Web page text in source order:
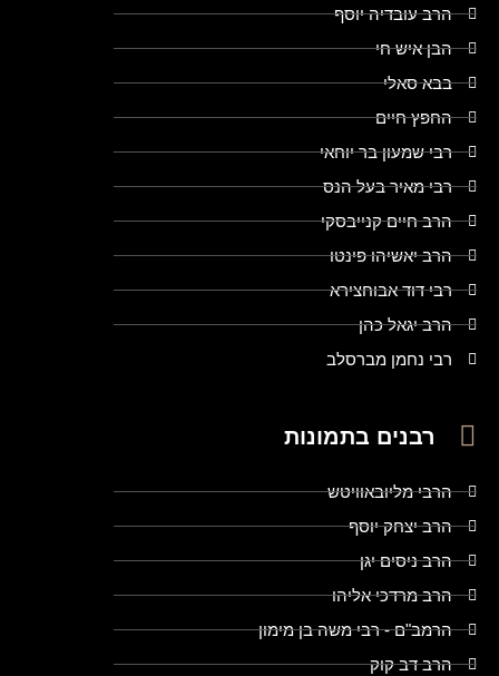
הרב עובדיה יוסף
הבן איש חי
בבא סאלי
החפץ חיים
רבי שמעון בר יוחאי
רבי מאיר בעל הנס
הרב חיים קנייבסקי
הרב יאשיהו פינטו
רבי דוד אבוחצירא
הרב יגאל כהן
רבי נחמן מברסלב
רבנים בתמונות
הרבי מליובאוויטש
הרב יצחק יוסף
הרב ניסים יגן
הרב מרדכי אליהו
הרמב"ם - רבי משה בן מימון
הרב דב קוק